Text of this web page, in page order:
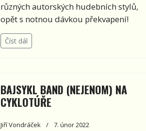
různých autorských hudebních stylů,
opět s notnou dávkou překvapení!
Číst dál
BAJSYKL BAND (NEJENOM) NA
CYKLOTÚŘE
Jiří Vondráček 7. únor 2022